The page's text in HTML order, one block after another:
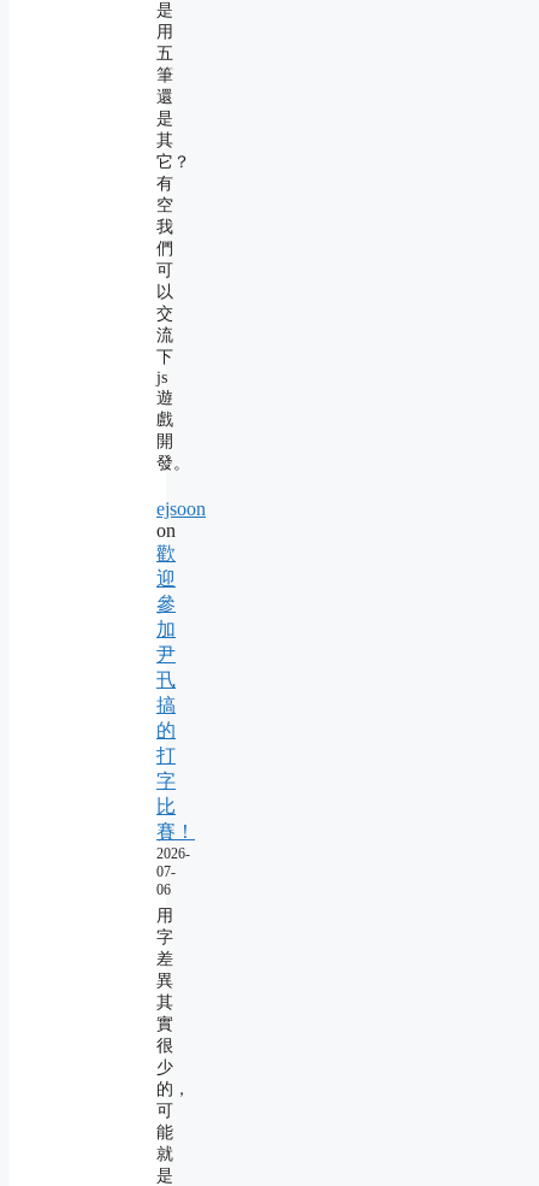
是
用
五
筆
還
是
其
它？
有
空
我
們
可
以
交
流
下
js
遊
戲
開
發。
ejsoon
on
歡
迎
參
加
尹
卂
搞
的
打
字
比
賽！
2026-
07-
06
用
字
差
異
其
實
很
少
的，
可
能
就
是